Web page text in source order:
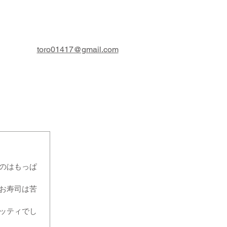
toro01417@gmail.com
はもっぱ
寿司は苦
ティでし